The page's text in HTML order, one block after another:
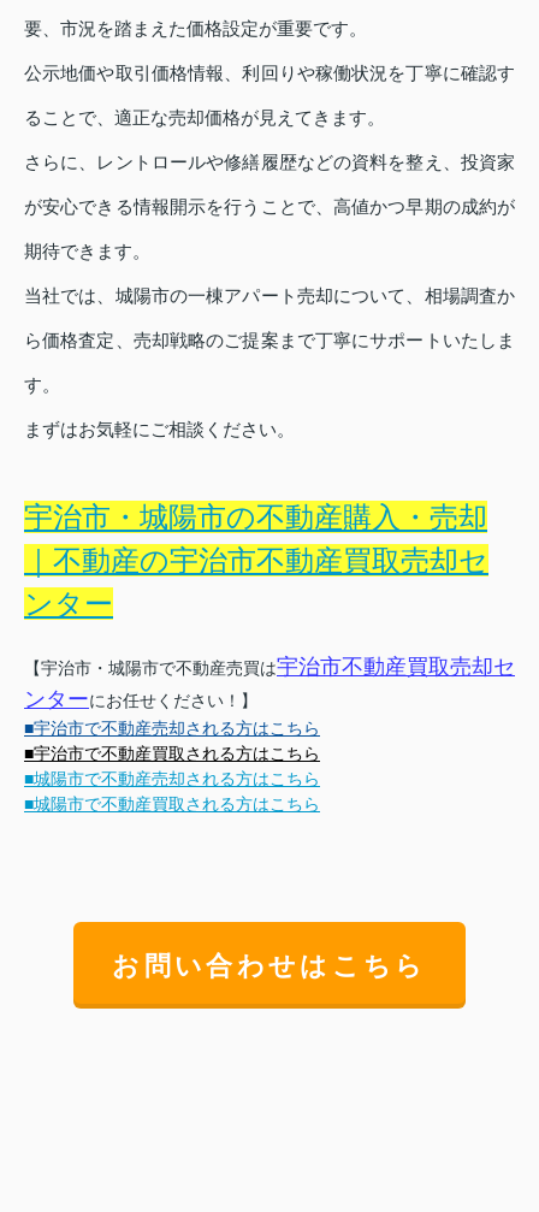
要、市況を踏まえた価格設定が重要です。
公示地価や取引価格情報、利回りや稼働状況を丁寧に確認す
ることで、適正な売却価格が見えてきます。
さらに、レントロールや修繕履歴などの資料を整え、投資家
が安心できる情報開示を行うことで、高値かつ早期の成約が
期待できます。
当社では、城陽市の一棟アパート売却について、相場調査か
ら価格査定、売却戦略のご提案まで丁寧にサポートいたしま
す。
まずはお気軽にご相談ください。
宇治市・城陽市の不動産購入・売却
｜不動産の宇治市不動産買取売却セ
ンター
【宇治市・城陽市で不動産売買は宇治市不動産買取売却セ
ンターにお任せください！】
■宇治市で不動産売却される方はこちら
■宇治市で不動産買取される方はこちら
■城陽市で不動産売却される方はこちら
■城陽市で不動産買取される方はこちら
お問い合わせはこちら